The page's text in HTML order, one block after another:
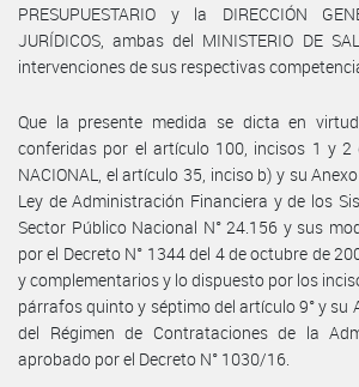
PRESUPUESTARIO y la DIRECCIÓN
JURÍDICOS, ambas del MINISTERIO DE
intervenciones de sus respectivas
Que la presente medida se dicta en
conferidas por el artículo 100, incisos 1 y 2
NACIONAL, el artículo 35, inciso b) y su
Ley de Administración Financiera y de los
Sector Público Nacional N° 24.156 y sus
por el Decreto N° 1344 del 4 de octubre de
y complementarios y lo dispuesto por los
párrafos quinto y séptimo del artículo 9° y su
del Régimen de Contrataciones de la
aprobado por el Decreto N° 1030/16.